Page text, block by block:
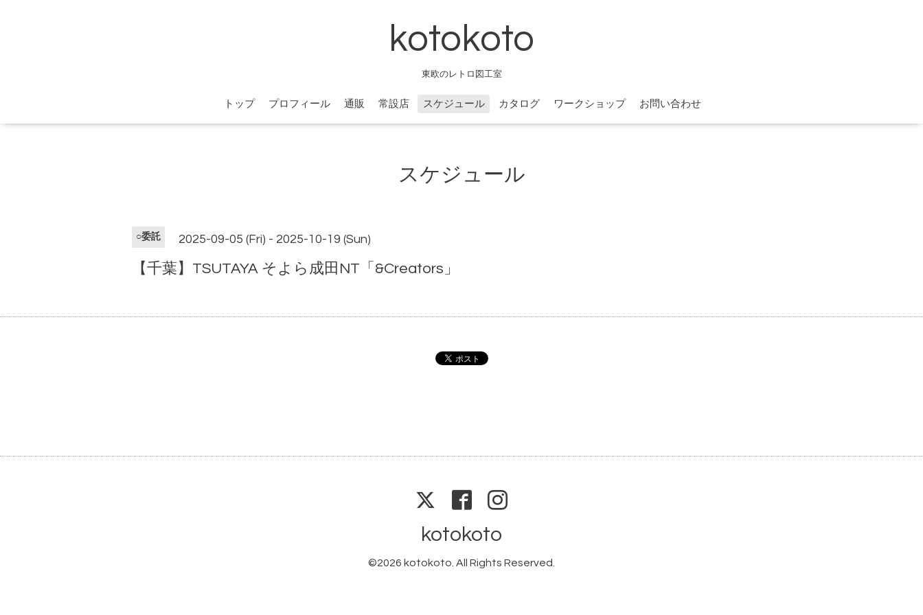
kotokoto
東欧のレトロ図工室
トップ プロフィール 通販 常設店 スケジュール カタログ ワークショップ お問い合わせ
スケジュール
○委託 2025-09-05 (Fri) - 2025-10-19 (Sun)
【千葉】TSUTAYA そよら成田NT「&Creators」
kotokoto
©2026 kotokoto . All Rights Reserved.